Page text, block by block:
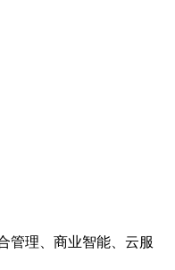
管理、商业智能、云服